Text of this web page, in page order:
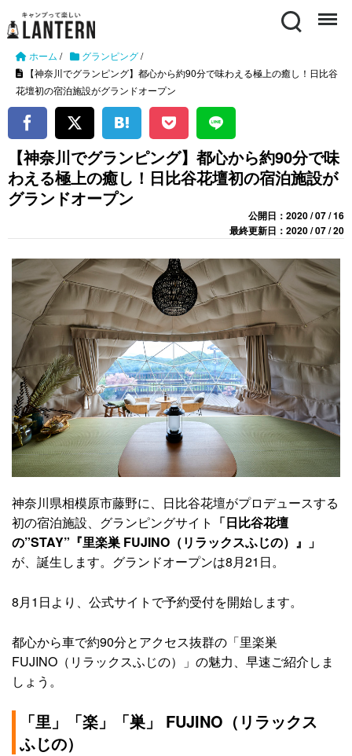
Search Menu
ホーム / グランピング/
【神奈川でグランピング】都心から約90分で味わえる極上の癒し！日比谷
花壇初の宿泊施設がグランドオープン
【神奈川でグランピング】都心から約90分で味
わえる極上の癒し！日比谷花壇初の宿泊施設が
グランドオープン
公開日：2020 / 07 / 16
最終更新日：2020 / 07 / 20
神奈川県相模原市藤野に、日比谷花壇がプロデュースする
初の宿泊施設、グランピングサイト 「日比谷花壇
の”STAY”『里楽巣 FUJINO（リラックスふじの）』」
が、誕生します。グランドオープンは8月21日。
8月1日より、公式サイトで予約受付を開始します。
都心から車で約90分とアクセス抜群の「里楽巣
FUJINO（リラックスふじの）」の魅力、早速ご紹介しま
しょう。
「里」「楽」「巣」 FUJINO（リラックス
ふじの）